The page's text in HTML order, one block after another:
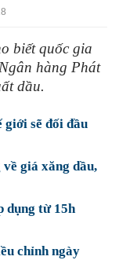
biết quốc gia
hàng Phát
dầu.
sẽ đối đầu
giá xăng dầu,
dụng từ 15h
chỉnh ngày